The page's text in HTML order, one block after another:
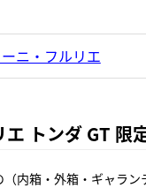
ニ・フルリエ
エ トンダ GT
内箱・外箱・ギャラン